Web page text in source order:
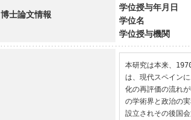
博士論文情報
学位授与年月日
学位名
学位授与機関
本研究は本来、
は、現代スペイン
化の再評価の流れ
の学術界と政治の
設立されその後国